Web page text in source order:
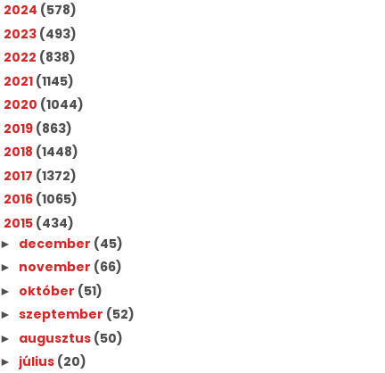
2024 (578)
2023 (493)
2022 (838)
2021 (1145)
2020 (1044)
2019 (863)
2018 (1448)
2017 (1372)
2016 (1065)
2015 (434)
► december (45)
► november (66)
► október (51)
►szeptember (52)
► augusztus (50)
► július (20)